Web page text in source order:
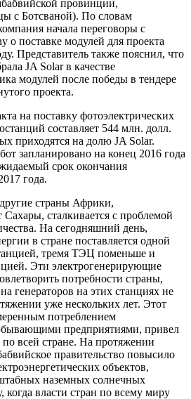
провинции,
с Ботсваной). По словам
начала переговоры с
о поставке модулей для проекта
Представитель также пояснил, что
JA Solar в качестве
модулей после победы в тендере
проекта.
на поставку фотоэлектрических
составляет 544 млн. долл.
приходятся на долю JA Solar.
запланировано на конец 2016 года
срок окончания
года.
страны Африки,
сталкивается с проблемой
На сегодняшний день,
в стране поставляется одной
тремя ТЭЦ поменьше и
Эти электрогенерирующие
потребности страны,
генераторов на этих станциях не
уже нескольких лет. Этот
потреблением
предприятиями, привел
всей стране. На протяжении
правительство повысило
объектов,
наземных солнечных
когда власти стран по всему миру